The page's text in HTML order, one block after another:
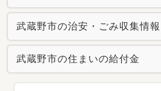
武蔵野市の治安・ごみ収集情報
武蔵野市の住まいの給付金